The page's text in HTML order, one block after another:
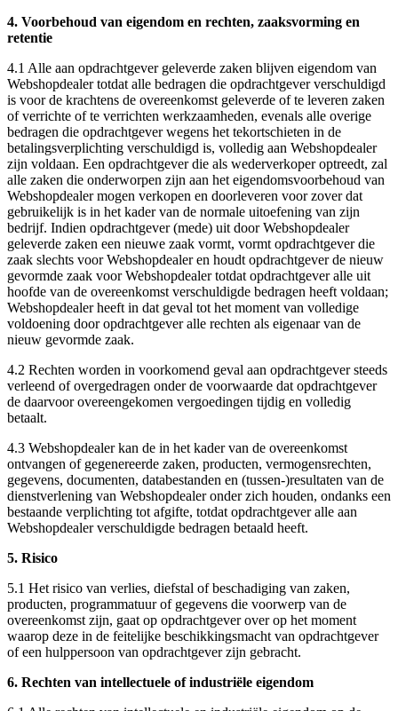
4. Voorbehoud van eigendom en rechten, zaaksvorming en
retentie
4.1 Alle aan opdrachtgever geleverde zaken blijven eigendom van
Webshopdealer totdat alle bedragen die opdrachtgever verschuldigd
is voor de krachtens de overeenkomst geleverde of te leveren zaken
of verrichte of te verrichten werkzaamheden, evenals alle overige
bedragen die opdrachtgever wegens het tekortschieten in de
betalingsverplichting verschuldigd is, volledig aan Webshopdealer
zijn voldaan. Een opdrachtgever die als wederverkoper optreedt, zal
alle zaken die onderworpen zijn aan het eigendomsvoorbehoud van
Webshopdealer mogen verkopen en doorleveren voor zover dat
gebruikelijk is in het kader van de normale uitoefening van zijn
bedrijf. Indien opdrachtgever (mede) uit door Webshopdealer
geleverde zaken een nieuwe zaak vormt, vormt opdrachtgever die
zaak slechts voor Webshopdealer en houdt opdrachtgever de nieuw
gevormde zaak voor Webshopdealer totdat opdrachtgever alle uit
hoofde van de overeenkomst verschuldigde bedragen heeft voldaan;
Webshopdealer heeft in dat geval tot het moment van volledige
voldoening door opdrachtgever alle rechten als eigenaar van de
nieuw gevormde zaak.
4.2 Rechten worden in voorkomend geval aan opdrachtgever steeds
verleend of overgedragen onder de voorwaarde dat opdrachtgever
de daarvoor overeengekomen vergoedingen tijdig en volledig
betaalt.
4.3 Webshopdealer kan de in het kader van de overeenkomst
ontvangen of gegenereerde zaken, producten, vermogensrechten,
gegevens, documenten, databestanden en (tussen-)resultaten van de
dienstverlening van Webshopdealer onder zich houden, ondanks een
bestaande verplichting tot afgifte, totdat opdrachtgever alle aan
Webshopdealer verschuldigde bedragen betaald heeft.
5. Risico
5.1 Het risico van verlies, diefstal of beschadiging van zaken,
producten, programmatuur of gegevens die voorwerp van de
overeenkomst zijn, gaat op opdrachtgever over op het moment
waarop deze in de feitelijke beschikkingsmacht van opdrachtgever
of een hulppersoon van opdrachtgever zijn gebracht.
6. Rechten van intellectuele of industriële eigendom